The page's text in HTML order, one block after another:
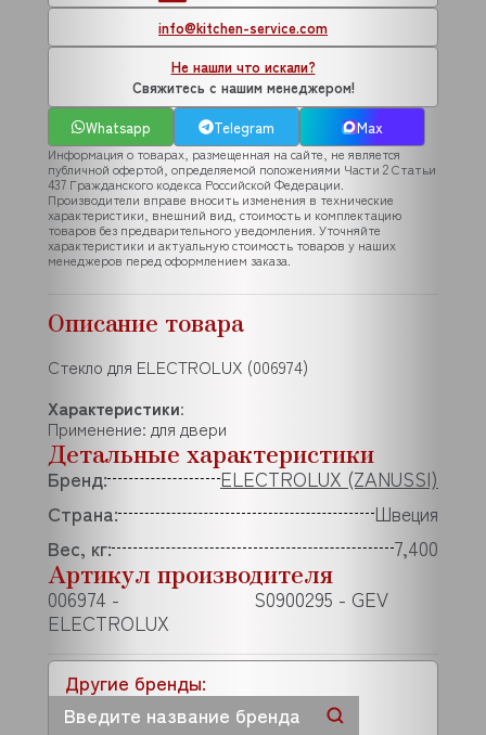
Другие бренды:
info@kitchen-service.com
Не нашли что искали?
Свяжитесь с нашим менеджером!
Whatsapp
Telegram Max
Информация о товарах, размещенная на сайте, не является
публичной офертой, определяемой положениями Части 2 Статьи
437 Гражданского кодекса Российской Федерации.
Производители вправе вносить изменения в технические
характеристики, внешний вид, стоимость и комплектацию
товаров без предварительного уведомления. Уточняйте
характеристики и актуальную стоимость товаров у наших
менеджеров перед оформлением заказа.
Описание товара
Стекло для ELECTROLUX (006974)
Характеристики:
Применение: для двери
Детальные характеристики
Бренд:
ELECTROLUX (ZANUSSI)
Страна:
Швеция
Вес, кг:
7,400
Артикул производителя
006974 -
ELECTROLUX
S0900295 - GEV